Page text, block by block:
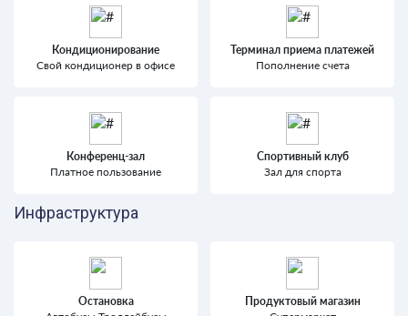
Кондиционирование
Свой кондиционер в офисе
Терминал приема платежей
Пополнение счета
Конференц-зал
Платное пользование
Спортивный клуб
Зал для спорта
Инфраструктура
Остановка
Продуктовый магазин